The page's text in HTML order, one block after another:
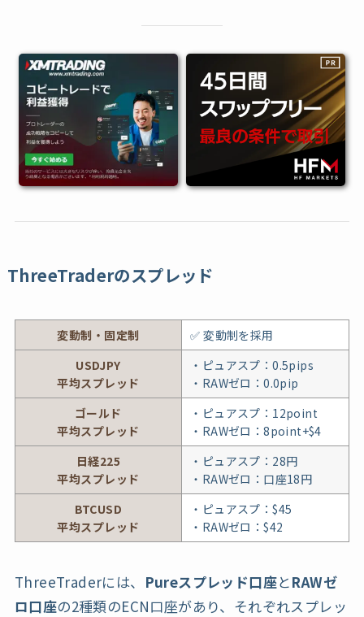
ThreeTraderのスプレッド
変動制・固定制
✅ 変動制を採用
USDJPY
平均スプレッド
・ピュアスプ：0.5pips
・RAWゼロ：0.0pip
ゴールド
平均スプレッド
・ピュアスプ：12point
・RAWゼロ：8point+$4
日経225
平均スプレッド
・ピュアスプ：28円
・RAWゼロ：口座18円
BTCUSD
平均スプレッド
・ピュアスプ：$45
・RAWゼロ：$42
ThreeTraderには、 Pureスプレッド口座とRAWゼ
ロ口座の2種類のECN口座があり、それぞれスプレッ